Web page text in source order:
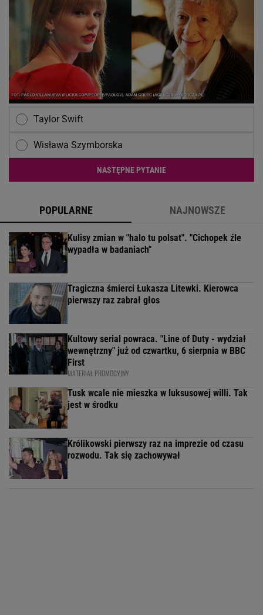
Taylor Swift
Wisława Szymborska
NASTĘPNE PYTANIE
POPULARNE NAJNOWSZE
Kulisy zmian w "halo tu polsat". "Cichopek źle
wypadła w badaniach"
Tragiczna śmierci Łukasza Litewki. Kierowca
pierwszy raz zabrał głos
Kultowy serial powraca. "Line of Duty - wydział
wewnętrzny" już od czwartku, 6 sierpnia w BBC
First
MATERIAŁ PROMOCYJNY
Tusk wcale nie mieszka w luksusowej willi. Tak
jest w środku
Królikowski pierwszy raz na imprezie od czasu
rozwodu. Tak się zachowywał